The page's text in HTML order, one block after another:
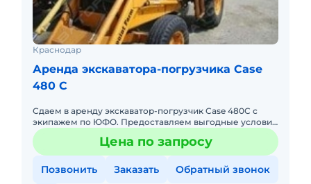
Краснодар
Аренда экскаватора-погрузчика Case
480 C
Сдаем в аренду экскаватор-погрузчик Case 480C с
экипажем по ЮФО. Предоставляем выгодные условия
для аренды экскаватора-погрузчика Case 480C в
Южном федеральномЦена по запросу
Позвонить Заказать Обратный звонок